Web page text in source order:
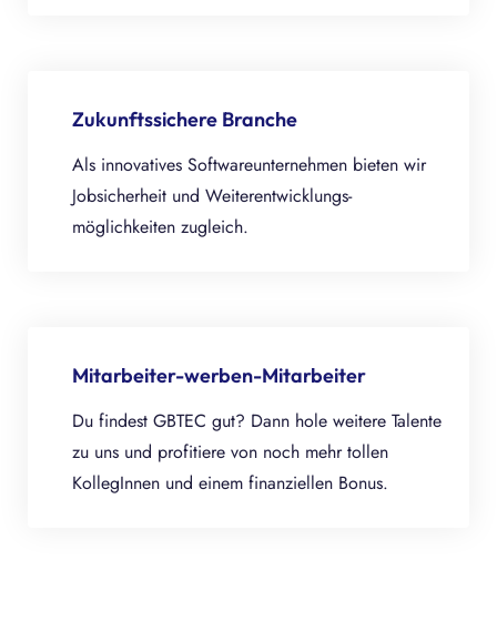
Zukunftssichere Branche
Als innovatives Softwareunternehmen bieten wir
Jobsicherheit und Weiterentwicklungs-
möglichkeiten zugleich.
Mitarbeiter-werben-Mitarbeiter
Du findest GBTEC gut? Dann hole weitere Talente
zu uns und profitiere von noch mehr tollen
KollegInnen und einem finanziellen Bonus.